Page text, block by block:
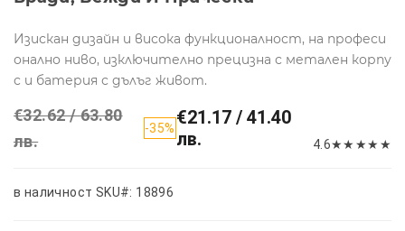
Изискан дизайн и висока функционалност, на професи
онално ниво, изключително прецизна с метален корпу
с и батерия с дълъг живот.
€32.62 / 63.80
лв.
-35%€21.17 / 41.40
лв.
4.6★★ ★★ ★
в наличност SKU#: 18896